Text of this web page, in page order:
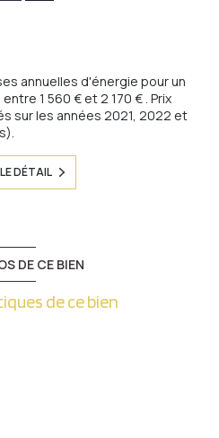
annuelles d'énergie pour un
1 560 € et 2 170 € . Prix
sur les années 2021, 2022 et
DÉTAIL
DE CE BIEN
de ce bien